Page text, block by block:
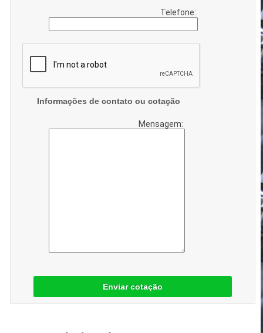
Telefone:
Informações de contato ou cotação
Mensagem:
Enviar cotação